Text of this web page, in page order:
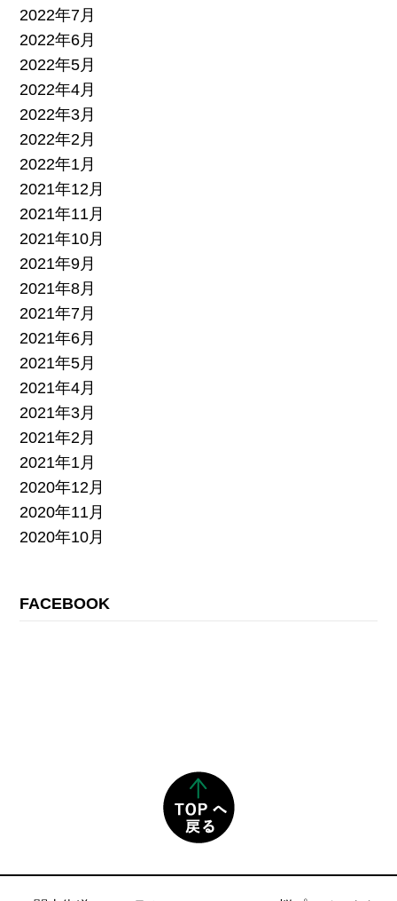
2022年7月
2022年6月
2022年5月
2022年4月
2022年3月
2022年2月
2022年1月
2021年12月
2021年11月
2021年10月
2021年9月
2021年8月
2021年7月
2021年6月
2021年5月
2021年4月
2021年3月
2021年2月
2021年1月
2020年12月
2020年11月
2020年10月
FACEBOOK